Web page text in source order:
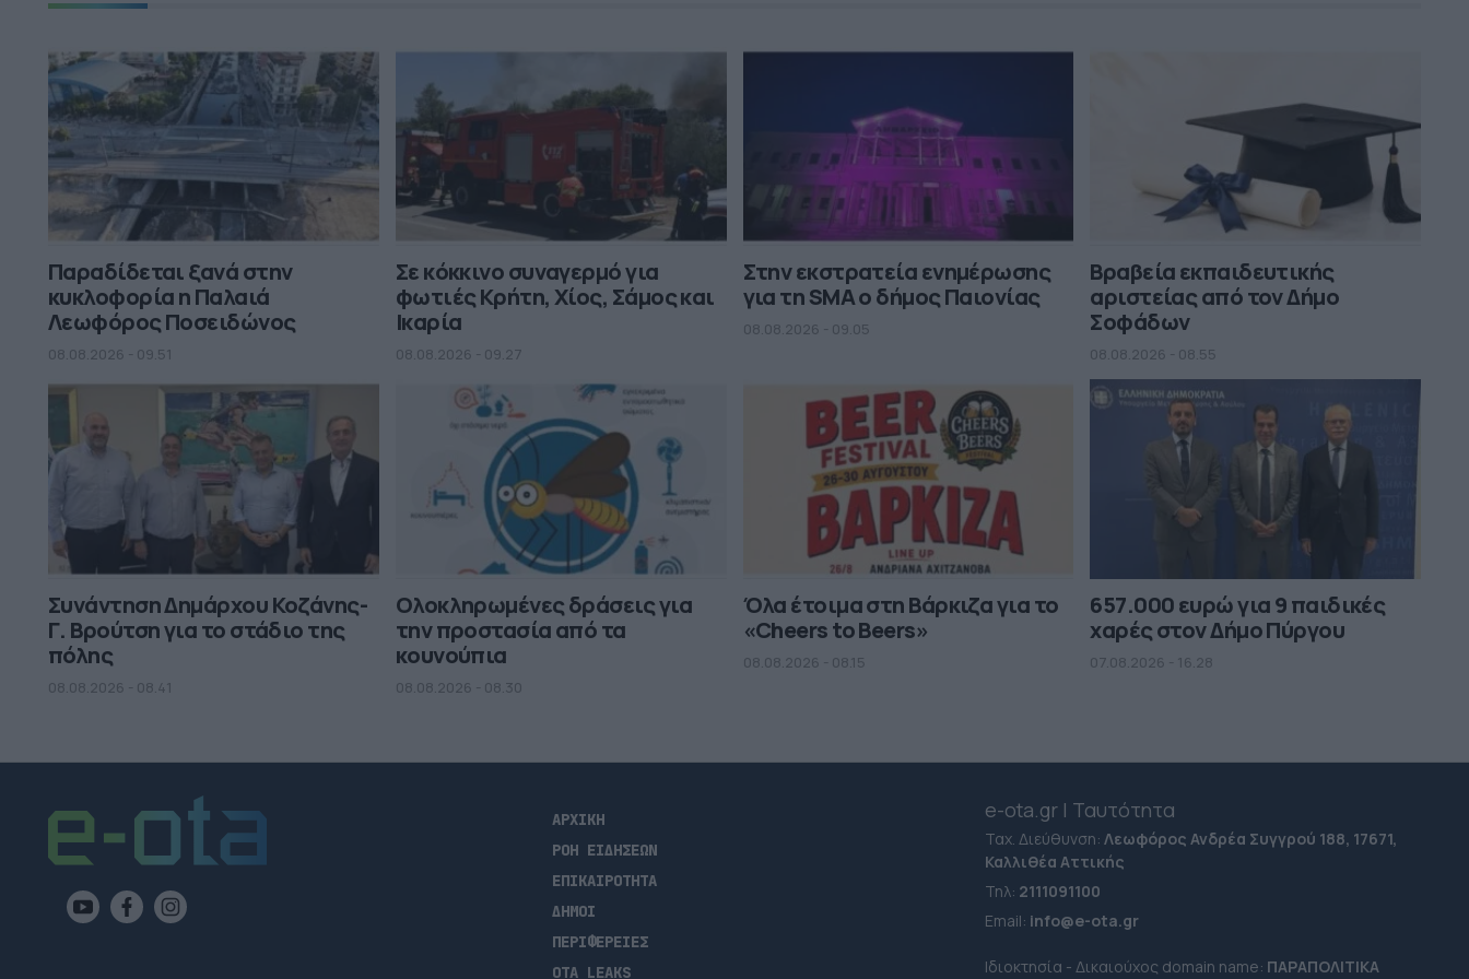
Παραδίδεται ξανά στην
κυκλοφορία η Παλαιά
Λεωφόρος Ποσειδώνος
08.08.2026 - 09.51
Σε κόκκινο συναγερμό για
φωτιές Κρήτη, Χίος, Σάμος και
Ικαρία
08.08.2026 - 09.27
Στην εκστρατεία ενημέρωσης
για τη SMA ο δήμος Παιονίας
08.08.2026 - 09.05
Βραβεία εκπαιδευτικής
αριστείας από τον Δήμο
Σοφάδων
08.08.2026 - 08.55
Συνάντηση Δημάρχου Κοζάνης-
Γ. Βρούτση για το στάδιο της
πόλης
08.08.2026 - 08.41
Ολοκληρωμένες δράσεις για
την προστασία από τα
κουνούπια
08.08.2026 - 08.30
Όλα έτοιμα στη Βάρκιζα για το
«Cheers to Beers»
08.08.2026 - 08.15
657.000 ευρώ για 9 παιδικές
χαρές στον Δήμο Πύργου
07.08.2026 - 16.28
ΑΡΧΙΚΗ
ΡΟΗ ΕΙΔΗΣΕΩΝ
ΕΠΙΚΑΙΡΟΤΗΤΑ
ΔΗΜΟΙ
ΠΕΡΙΦΕΡΕΙΕΣ
OTA LEAKS
e-ota.gr | Ταυτότητα
Ταχ. Διεύθυνση:Λεωφόρος Ανδρέα Συγγρού 188, 17671,
Καλλιθέα Αττικής
Τηλ: 2111091100
Εmail: info@e-ota.gr
Ιδιοκτησία - Δικαιούχος domain name: ΠΑΡΑΠΟΛΙΤΙΚΑ